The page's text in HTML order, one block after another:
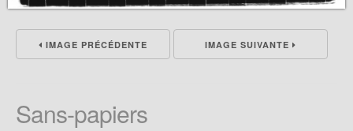
IMAGE PRÉCÉDENTE IMAGE SUIVANTE
Sans-papiers